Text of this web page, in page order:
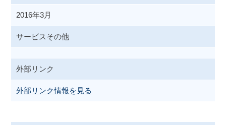
2016年3月
サービスその他
外部リンク
外部リンク情報を見る